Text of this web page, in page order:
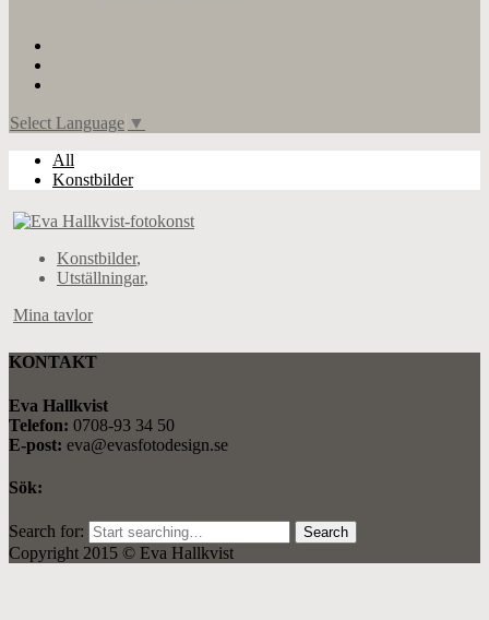
Select Language ▼
All
Konstbilder
Konstbilder,
Utställningar,
Mina tavlor
KONTAKT
Eva Hallkvist
Telefon: 0708-93 34 50
E-post: eva@evasfotodesign.se
Sök:
Search for:
Copyright 2015 © Eva Hallkvist